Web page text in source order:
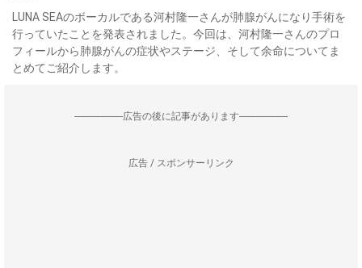
LUNA SEAのボーカルである河村隆一さんが肺腺がんになり手術を
行っていたことを発表されました。今回は、河村隆一さんのプロ
フィールから肺腺がんの症状やステージ、そして余命についてま
とめてご紹介します。
--------------------広告の後に記事があります--------------------
広告 / スポンサーリンク